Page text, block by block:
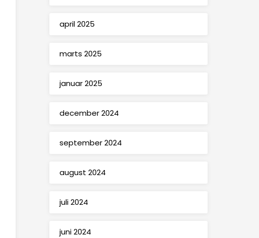
april 2025
marts 2025
januar 2025
december 2024
september 2024
august 2024
juli 2024
juni 2024